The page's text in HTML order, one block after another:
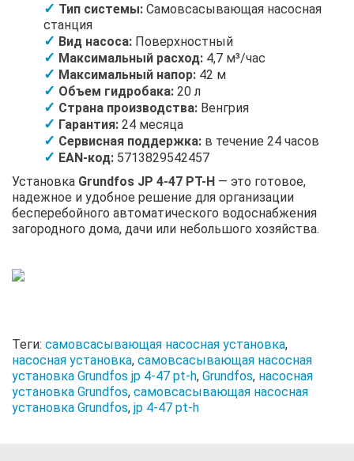
Тип системы: Самовсасывающая насосная
станция
Вид насоса: Поверхностный
Максимальный расход: 4,7 м³/час
Максимальный напор: 42 м
Объем гидробака: 20 л
Страна производства: Венгрия
Гарантия: 24 месяца
Сервисная поддержка: в течение 24 часов
EAN-код: 5713829542457
Установка Grundfos JP 4-47 PT-H — это готовое,
надежное и удобное решение для организации
бесперебойного автоматического водоснабжения
загородного дома, дачи или небольшого хозяйства.
Теги: самовсасывающая насосная установка,
насосная установка, самовсасывающая насосная
установка Grundfos jp 4-47 pt-h, Grundfos, насосная
установка Grundfos, самовсасывающая насосная
установка Grundfos, jp 4-47 pt-h